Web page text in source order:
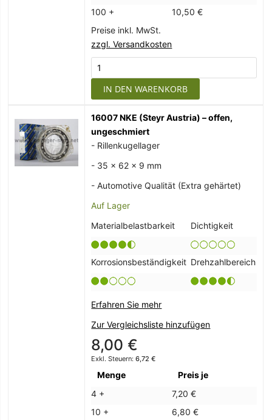
100 +
10,50 €
Preise inkl. MwSt.
zzgl. Versandkosten
IN DEN WARENKORB
16007 NKE (Steyr Austria) – offen,
ungeschmiert
- Rillenkugellager
- 35 x 62 x 9 mm
- Automotive Qualität (Extra gehärtet)
Auf Lager
Materialbelastbarkeit
Dichtigkeit
Korrosionsbeständigkeit Drehzahlbereich
Erfahren Sie mehr
Zur Vergleichsliste hinzufügen
8,00 €
6,72 €
Menge
Preis je
4 +
7,20 €
10 +
6,80 €